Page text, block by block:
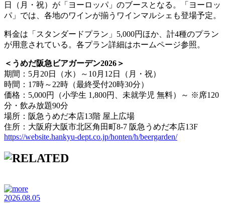
日（月・祝）が「ヨーロッパ」のブースとなる。「ヨーロッ
パ」では、各地のワインが揃うワインマルシェも登場予定。
料金は「スタンダードプラン」5,000円ほか、計4種のプラン
が用意されている。各プラン詳細はホームページ参照。
＜うめだ阪急ビアガーデン2026＞
期間：5月20日（水）～10月12日（月・祝）
時間：17時～22時（最終受付20時30分）
価格：5,000円（小学生 1,800円、未就学児 無料）～ ※席120
分・飲み放題90分
場所：阪急うめだ本店13階 屋上広場
住所：大阪府大阪市北区角田町8-7 阪急うめだ本店13F
https://website.hankyu-dept.co.jp/honten/h/beergarden/
2026.08.05